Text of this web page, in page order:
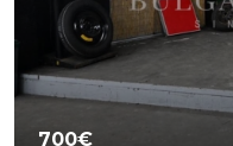
700€